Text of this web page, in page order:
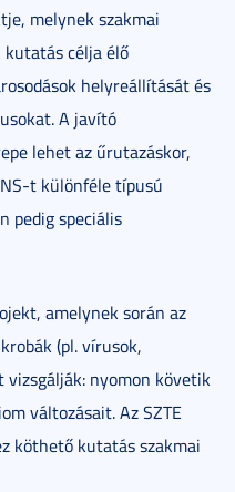
melynek szakmai
kutatás célja élő
helyreállítását és
A javító
lehet az űrutazáskor,
t különféle típusú
pedig speciális
amelynek során az
(pl. vírusok,
vizsgálják: nyomon követik
változásait. Az SZTE
köthető kutatás szakmai